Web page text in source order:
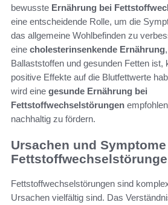
bewusste Ernährung bei
eine entscheidende Rolle, um die
das allgemeine Wohlbefinden zu
eine cholesterinsenkende Ernährung
Ballaststoffen und gesunden Fetten ist,
positive Effekte auf die Blutfettwerte
wird eine gesunde Ernährung bei
Fettstoffwechselstörungen
nachhaltig zu fördern.
Ursachen und
Fettstoffwechselstörungen sind
Ursachen vielfältig sind. Das